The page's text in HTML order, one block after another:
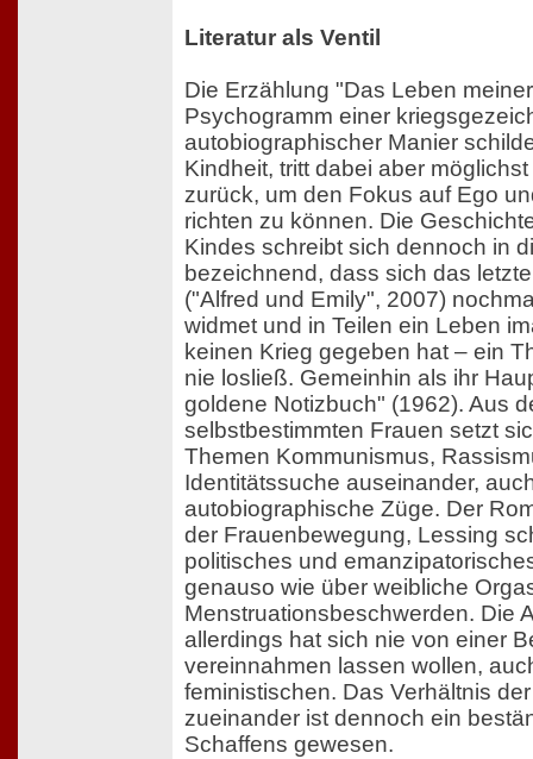
Literatur als Ventil
Die Erzählung "Das Leben
Psychogramm einer
autobiographischer Manier
Kindheit, tritt dabei aber
zurück, um den Fokus auf Ego
richten zu können. Die
Kindes schreibt sich dennoch in
bezeichnend, dass sich das
("Alfred und Emily", 2007)
widmet und in Teilen ein Leben
keinen Krieg gegeben hat – ein
nie losließ. Gemeinhin als ihr
goldene Notizbuch" (1962). Aus
selbstbestimmten Frauen setzt
Themen Kommunismus,
Identitätssuche auseinander,
autobiographische Züge. Der
der Frauenbewegung, Lessing
politisches und
genauso wie über weibliche
Menstruationsbeschwerden. Die
allerdings hat sich nie von einer
vereinnahmen lassen wollen,
feministischen. Das Verhältnis
zueinander ist dennoch ein
Schaffens gewesen.